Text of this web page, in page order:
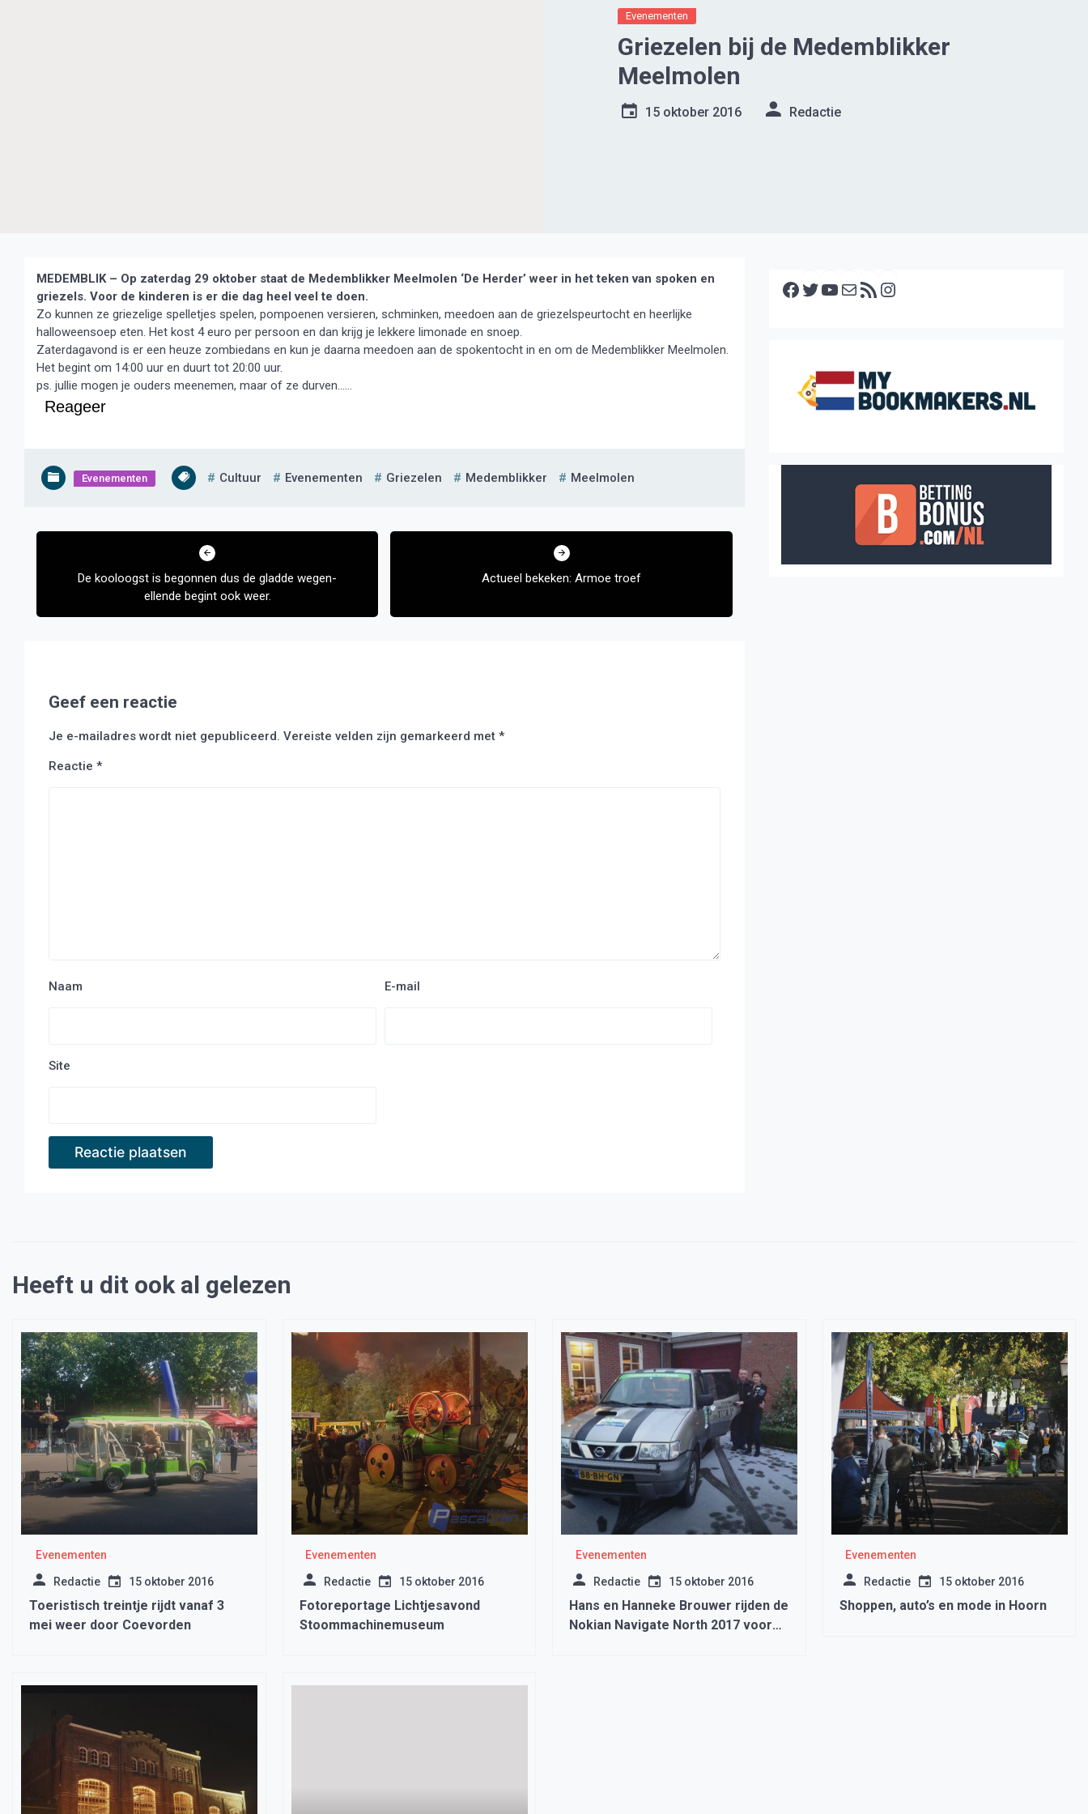
Evenementen
Griezelen bij de Medemblikker
Meelmolen
15 oktober 2016 Redactie
MEDEMBLIK – Op zaterdag 29 oktober staat de Medemblikker Meelmolen ‘De Herder’ weer in het teken van spoken en
griezels. Voor de kinderen is er die dag heel veel te doen.
Zo kunnen ze griezelige spelletjes spelen, pompoenen versieren, schminken, meedoen aan de griezelspeurtocht en heerlijke
halloweensoep eten. Het kost 4 euro per persoon en dan krijg je lekkere limonade en snoep.
Zaterdagavond is er een heuze zombiedans en kun je daarna meedoen aan de spokentocht in en om de Medemblikker Meelmolen.
Het begint om 14:00 uur en duurt tot 20:00 uur.
ps. jullie mogen je ouders meenemen, maar of ze durven……
Reageer
Evenementen Cultuur Evenementen Griezelen Medemblikker Meelmolen
Bericht
De kooloogst is begonnen dus de gladde wegen-
ellende begint ook weer.
Actueel bekeken: Armoe troef
Geef een reactie
Je e-mailadres wordt niet gepubliceerd. Vereiste velden zijn gemarkeerd met *
Reactie *
Naam E-mail
Site
Facebook Twitter YouTube E-mail RSS feed
Heeft u dit ook al gelezen
Evenementen
Redactie 15 oktober 2016
Toeristisch treintje rijdt vanaf 3
mei weer door Coevorden
Evenementen
Redactie 15 oktober 2016
Fotoreportage Lichtjesavond
Stoommachinemuseum
Evenementen
Redactie 15 oktober 2016
Hans en Hanneke Brouwer rijden de
Nokian Navigate North 2017 voor
Evenementen
Redactie 15 oktober 2016
Shoppen, auto’s en mode in Hoorn